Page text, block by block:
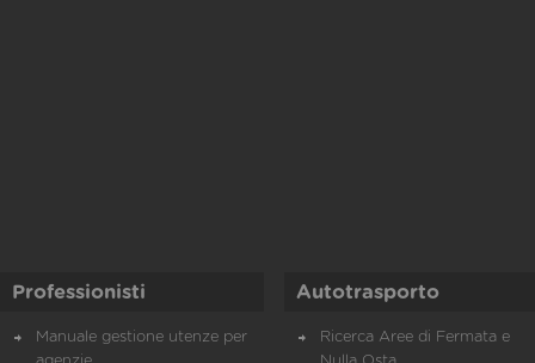
Professionisti
Manuale gestione utenze per
Autotrasporto
Ricerca Aree di Fermata e